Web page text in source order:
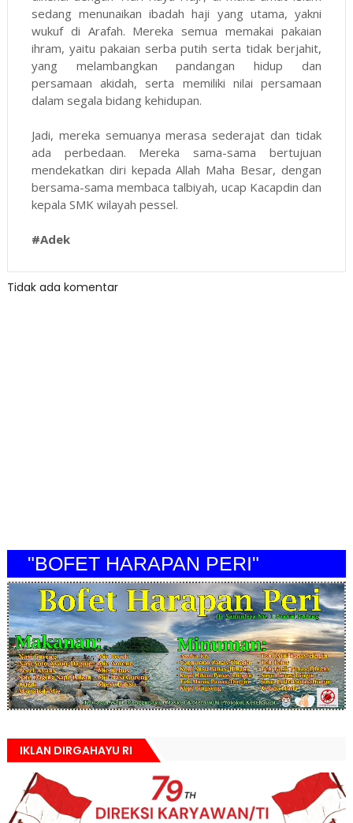
sedang menunaikan ibadah haji yang utama, yakni
wukuf di Arafah. Mereka semua memakai pakaian
ihram, yaitu pakaian serba putih serta tidak berjahit,
yang melambangkan pandangan hidup dan
persamaan akidah, serta memiliki nilai persamaan
dalam segala bidang kehidupan.
Jadi, mereka semuanya merasa sederajat dan tidak
ada perbedaan. Mereka sama-sama bertujuan
mendekatkan diri kepada Allah Maha Besar, dengan
bersama-sama membaca talbiyah, ucap Kacapdin dan
kepala SMK wilayah pessel.
#Adek
Tidak ada komentar
"BOFET HARAPAN PERI"
IKLAN DIRGAHAYU RI